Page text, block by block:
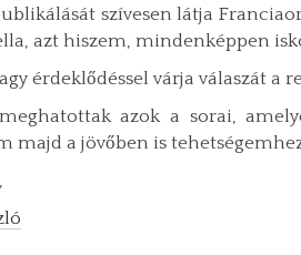
szívesen látja
azt hiszem, mindenképpen
érdeklődéssel várja válaszát a
azok a sorai,
majd a jövőben is